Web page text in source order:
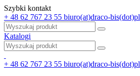
Szybki kontakt
+ 48 62 767 23 55 biuro(at)draco-bis(dot)pl
Katalogi
+ 48 62 767 23 55 biuro(at)draco-bis(dot)pl